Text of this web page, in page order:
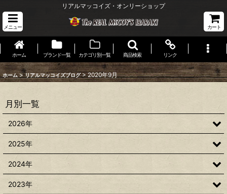
リアルマッコイズ・オンリーショップ
メニュー カート
ホーム ブランド一覧 カテゴリ別一覧 商品検索 リンク
ホーム > リアルマッコイズブログ > 2020年9月
月別一覧
2026年
2025年
2024年
2023年